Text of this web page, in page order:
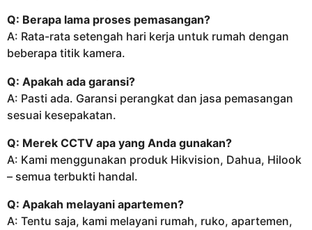
Q: Berapa lama proses pemasangan?
A: Rata-rata setengah hari kerja untuk rumah dengan
beberapa titik kamera.
Q: Apakah ada garansi?
A: Pasti ada. Garansi perangkat dan jasa pemasangan
sesuai kesepakatan.
Q: Merek CCTV apa yang Anda gunakan?
A: Kami menggunakan produk Hikvision, Dahua, Hilook
– semua terbukti handal.
Q: Apakah melayani apartemen?
A: Tentu saja, kami melayani rumah, ruko, apartemen,